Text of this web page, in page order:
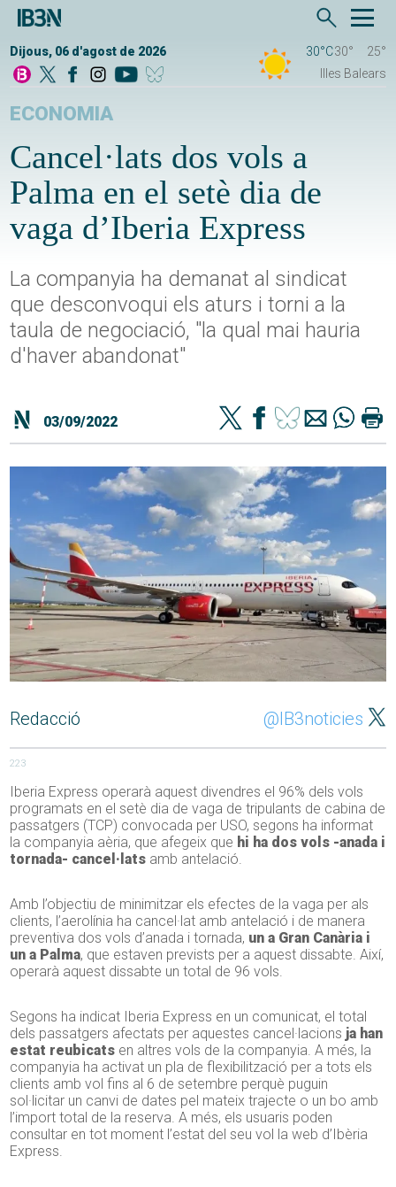
Dijous, 06 d'agost de 2026 30°C30°
25°
Illes Balears
ECONOMIA
Cancel·lats dos vols a
Palma en el setè dia de
vaga d’Iberia Express
La companyia ha demanat al sindicat
que desconvoqui els aturs i torni a la
taula de negociació, "la qual mai hauria
d'haver abandonat"
03/09/2022
Redacció @IB3noticies
223
Iberia Express operarà aquest divendres el 96% dels vols
programats en el setè dia de vaga de tripulants de cabina de
passatgers (TCP) convocada per USO, segons ha informat
la companyia aèria, que afegeix que hi ha dos vols -anada i
tornada- cancel·lats amb antelació.
Amb l’objectiu de minimitzar els efectes de la vaga per als
clients, l’aerolínia ha cancel·lat amb antelació i de manera
preventiva dos vols d’anada i tornada, un a Gran Canària i
un a Palma, que estaven prevists per a aquest dissabte. Així,
operarà aquest dissabte un total de 96 vols.
Segons ha indicat Iberia Express en un comunicat, el total
dels passatgers afectats per aquestes cancel·lacions ja han
estat reubicats en altres vols de la companyia. A més, la
companyia ha activat un pla de flexibilització per a tots els
clients amb vol fins al 6 de setembre perquè puguin
sol·licitar un canvi de dates pel mateix trajecte o un bo amb
l’import total de la reserva. A més, els usuaris poden
consultar en tot moment l’estat del seu vol la web d’Ibèria
Express.